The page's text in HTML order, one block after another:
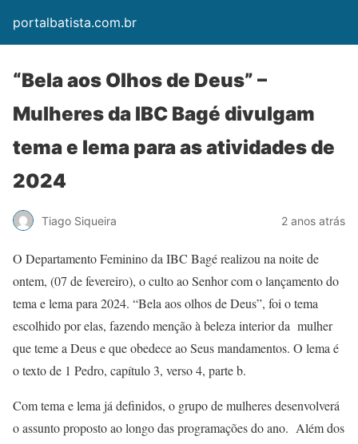
portalbatista.com.br
“Bela aos Olhos de Deus” –
Mulheres da IBC Bagé divulgam
tema e lema para as atividades de
2024
Tiago Siqueira 2 anos atrás
O Departamento Feminino da IBC Bagé realizou na noite de
ontem, (07 de fevereiro), o culto ao Senhor com o lançamento do
tema e lema para 2024. “Bela aos olhos de Deus”, foi o tema
escolhido por elas, fazendo menção à beleza interior da mulher
que teme a Deus e que obedece ao Seus mandamentos. O lema é
o texto de 1 Pedro, capítulo 3, verso 4, parte b.
Com tema e lema já definidos, o grupo de mulheres desenvolverá
o assunto proposto ao longo das programações do ano. Além dos